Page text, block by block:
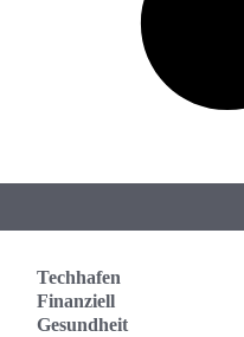
Techhafen
Finanziell
Gesundheit